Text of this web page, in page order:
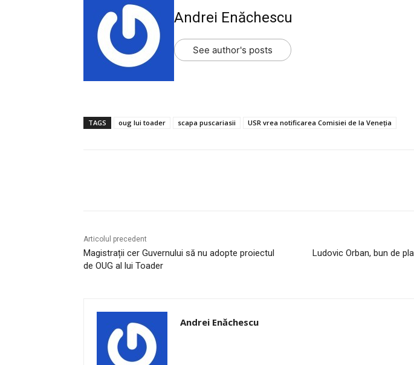
Andrei Enăchescu
See author's posts
TAGS oug lui toader scapa puscariasii USR vrea notificarea Comisiei de la Veneția
Articolul precedent
Magistrații cer Guvernului să nu adopte proiectul
de OUG al lui Toader
Ludovic Orban, bun de
Andrei Enăchescu